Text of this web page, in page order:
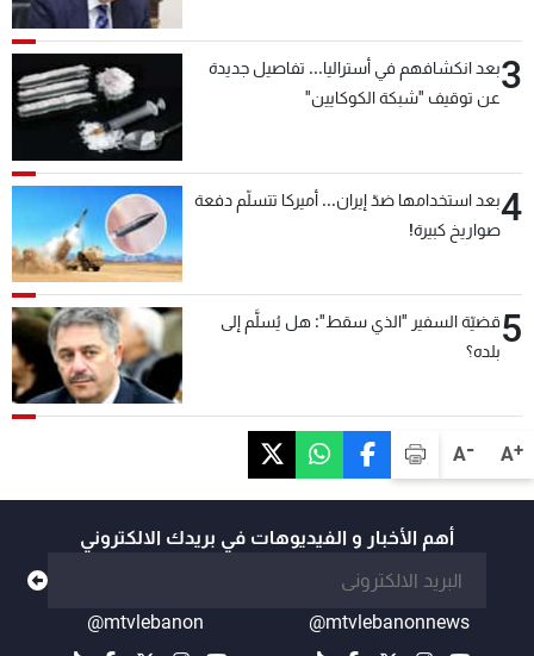
A+
A-
3بعد انكشافهم في أستراليا... تفاصيل جديدة
عن توقيف "شبكة الكوكايين"
4بعد استخدامها ضدّ إيران... أميركا تتسلّم دفعة
صواريخ كبيرة!
5قضيّة السفير "الذي سقط": هل يُسلَّم إلى
بلده؟
أهم الأخبار و الفيديوهات في بريدك الالكتروني
@mtvlebanonnews
@mtvlebanon